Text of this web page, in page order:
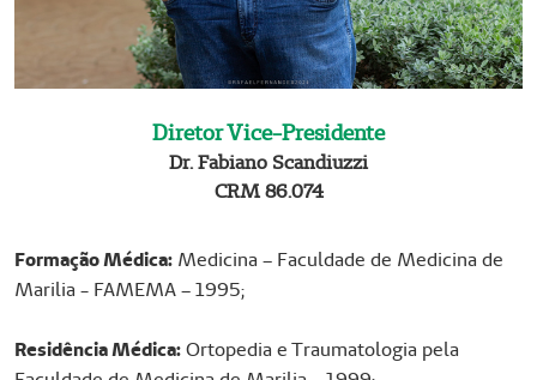
h
e
d
i
Diretor Vice-Presidente
Dr. Fabiano Scandiuzzi
CRM 86.074
Formação Médica: Medicina – Faculdade de Medicina de
Marilia - FAMEMA – 1995;
Residência Médica:Ortopedia e Traumatologia pela